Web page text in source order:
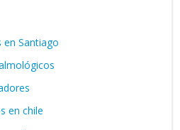
en Santiago
en chile